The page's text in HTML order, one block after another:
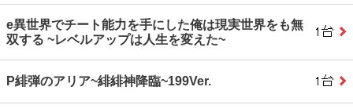
e異世界でチート能力を手にした俺は現実世界をも無
双する ~レベルアップは人生を変えた~
P緋弾のアリア~緋緋神降臨~199Ver.